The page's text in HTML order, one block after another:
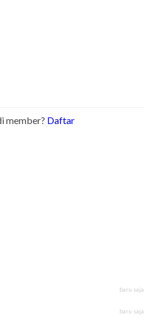
member? Daftar
baru saja
baru saja